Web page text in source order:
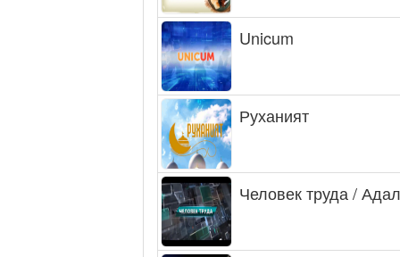
Unicum
Руханият
Человек труда /